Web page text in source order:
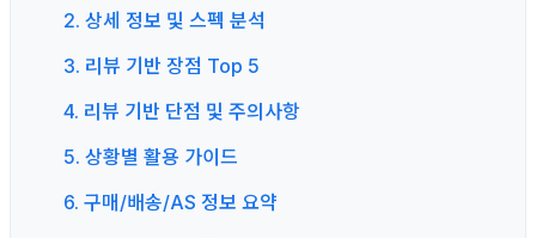
2. 상세 정보 및 스펙 분석
3. 리뷰 기반 장점 Top 5
4. 리뷰 기반 단점 및 주의사항
5. 상황별 활용 가이드
6. 구매/배송/AS 정보 요약